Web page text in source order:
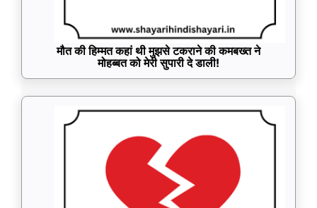
मौत की हिम्मत कहां थी मुझसे टकराने की कमबख्त ने
मोहब्बत को मेरी सुपारी दे डाली!